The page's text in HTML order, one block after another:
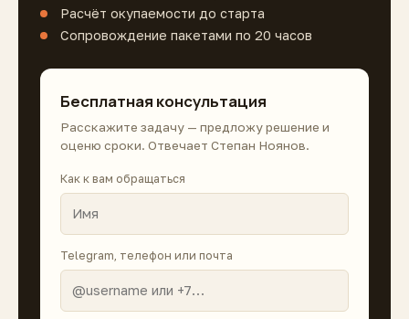
Расчёт окупаемости до старта
Сопровождение пакетами по 20 часов
Бесплатная консультация
Расскажите задачу — предложу решение и
оценю сроки. Отвечает Степан Ноянов.
Как к вам обращаться
Telegram, телефон или почта